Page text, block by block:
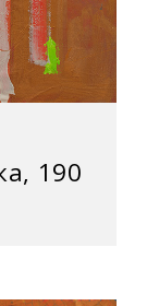
190